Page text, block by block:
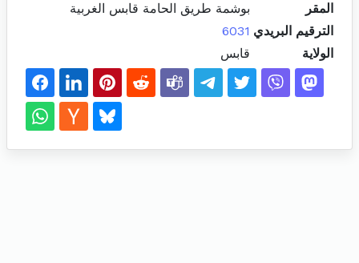
المقر
بوشمة طريق الحامة قابس الغربية
الترقيم البريدي 6031
الولاية
قابس